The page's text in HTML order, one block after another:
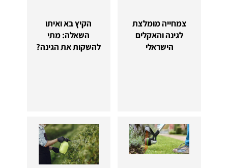
צמחייה מומלצת
לגינה והאקלים
הישראלי
הקיץ בא ואיתו
השאלה: מתי
להשקות את הגינה?